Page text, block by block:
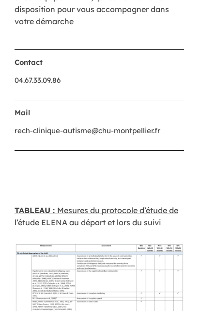
disposition pour vous accompagner dans
votre démarche
Contact
04.67.33.09.86
Mail
rech-clinique-autisme@chu-montpellier.fr
TABLEAU : Mesures du protocole d’étude de
l’étude ELENA au départ et lors du suivi